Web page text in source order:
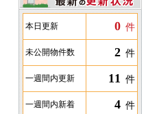
本日更新 0 件
未公開物件数 2 件
一週間内更新 11 件
一週間内新着 4 件